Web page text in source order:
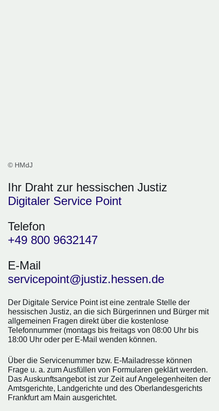
© HMdJ
Ihr Draht zur hessischen Justiz
Digitaler Service Point
Telefon
+49 800 9632147
E-Mail
servicepoint@justiz.hessen.de
Der Digitale Service Point ist eine zentrale Stelle der
hessischen Justiz, an die sich Bürgerinnen und Bürger mit
allgemeinen Fragen direkt über die kostenlose
Telefonnummer (montags bis freitags von 08:00 Uhr bis
18:00 Uhr oder per E-Mail wenden können.
Über die Servicenummer bzw. E-Mailadresse können
Frage u. a. zum Ausfüllen von Formularen geklärt werden.
Das Auskunftsangebot ist zur Zeit auf Angelegenheiten der
Amtsgerichte, Landgerichte und des Oberlandesgerichts
Frankfurt am Main ausgerichtet.